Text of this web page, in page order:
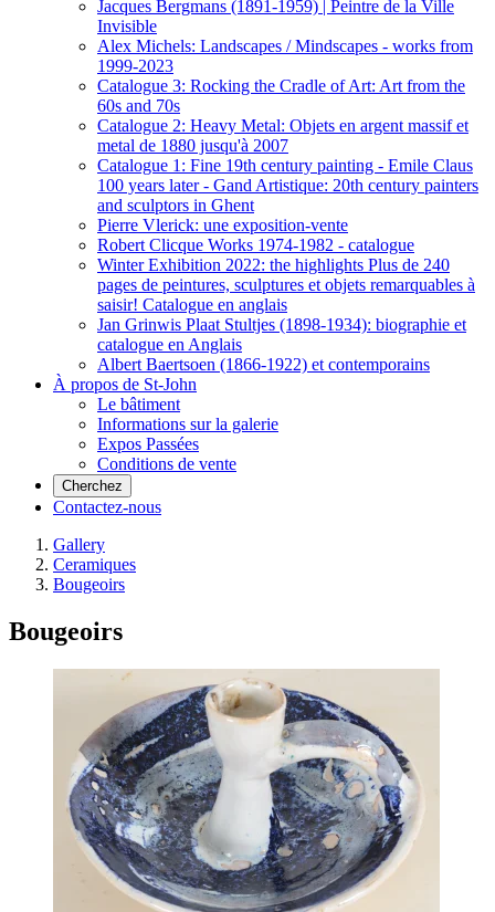
Jacques Bergmans (1891-1959) | Peintre de la Ville
Invisible
Alex Michels: Landscapes / Mindscapes - works from
1999-2023
Catalogue 3: Rocking the Cradle of Art: Art from the
60s and 70s
Catalogue 2: Heavy Metal: Objets en argent massif et
metal de 1880 jusqu'à 2007
Catalogue 1: Fine 19th century painting - Emile Claus
100 years later - Gand Artistique: 20th century painters
and sculptors in Ghent
Pierre Vlerick: une exposition-vente
Robert Clicque Works 1974-1982 - catalogue
Winter Exhibition 2022: the highlights Plus de 240
pages de peintures, sculptures et objets remarquables à
saisir! Catalogue en anglais
Jan Grinwis Plaat Stultjes (1898-1934): biographie et
catalogue en Anglais
Albert Baertsoen (1866-1922) et contemporains
À propos de St-John
Le bâtiment
Informations sur la galerie
Expos Passées
Conditions de vente
Cherchez
Contactez-nous
Gallery
Ceramiques
Bougeoirs
Bougeoirs